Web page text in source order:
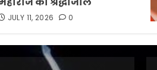
JULY 11, 2026 0